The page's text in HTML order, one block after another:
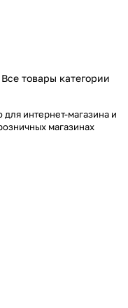
Все товары категории
для интернет-магазина и
магазинах